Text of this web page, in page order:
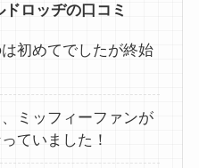
ロッヂの口コミ
初めてでしたが終始
ミッフィーファンが
ていました！